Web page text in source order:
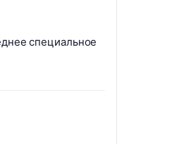
специальное